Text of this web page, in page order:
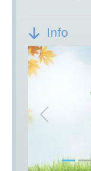
Info
Previous